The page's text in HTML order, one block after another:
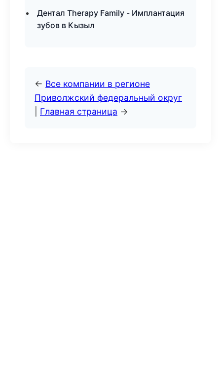
Дентал Therapy Family - Имплантация
зубов в Кызыл
← Все компании в регионе
Приволжский федеральный округ
Главная страница →